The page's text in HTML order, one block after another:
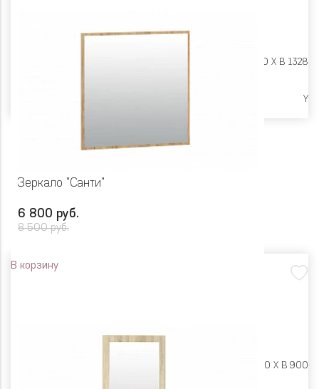
Ш 602 X Г 20 X В 1328
Y
Зеркало "Санти"
6 800 руб.
8 500 руб.
В корзину
Ш 900 X Г 20 X В 900